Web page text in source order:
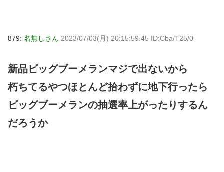
879: 名無しさん 2023/07/03(月) 20:15:59.45 ID:Cba/T25/0
新品ビッグブーメランマジで出ないから
朽ちてるやつほとんど拾わずに地下行ったら
ビッグブーメランの抽選率上がったりするん
だろうか